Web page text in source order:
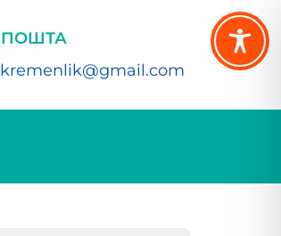
ПОШТА
kremenlik@gmail.com